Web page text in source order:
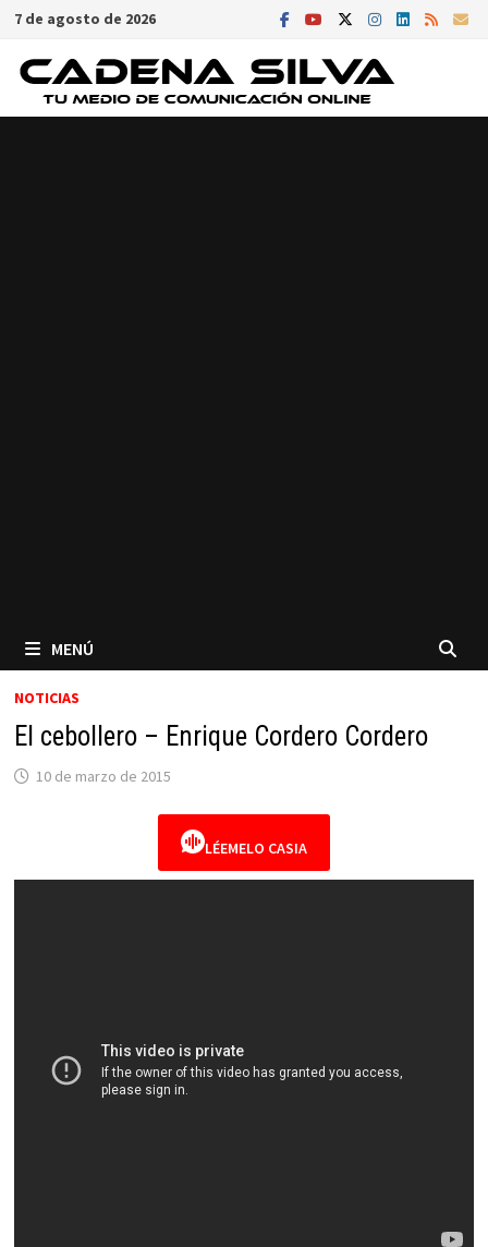
Saltar
contenido
7 de agosto de 2026
MENÚ
NOTICIAS
El cebollero – Enrique Cordero Cordero
10 de marzo de 2015
LÉEMELO CASIA